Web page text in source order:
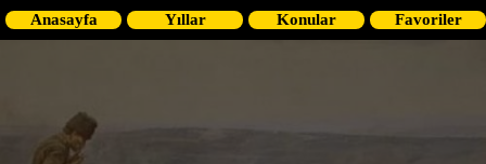
Anasayfa Yıllar Konular Favoriler